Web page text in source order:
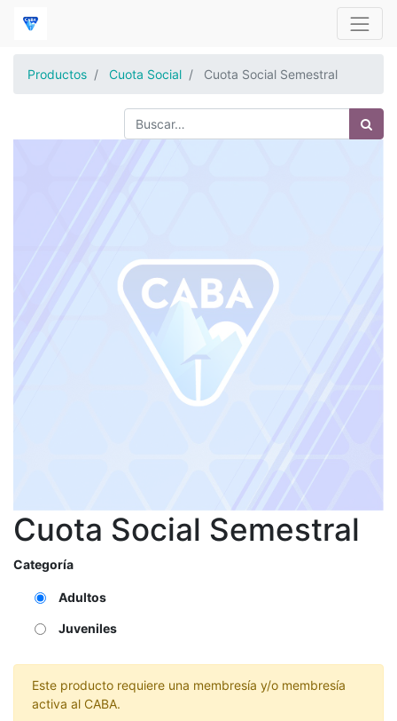
Productos Cuota Social Cuota Social Semestral
Cuota Social Semestral
Categoría
Adultos
Juveniles
Este producto requiere una membresía y/o membresía
activa al CABA.